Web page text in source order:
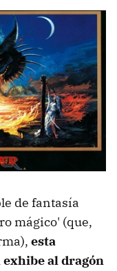
de fantasía
mágico' (que,
esta
al dragón